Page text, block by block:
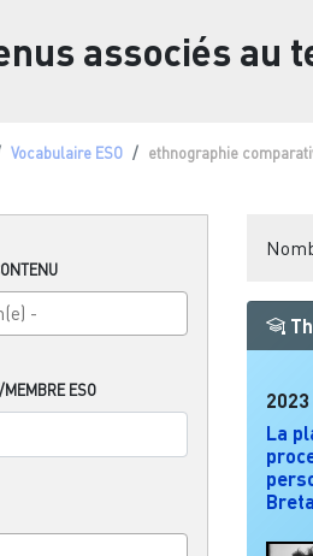
associés au
Vocabulaire ESO ethnographie
ESO
2023
La